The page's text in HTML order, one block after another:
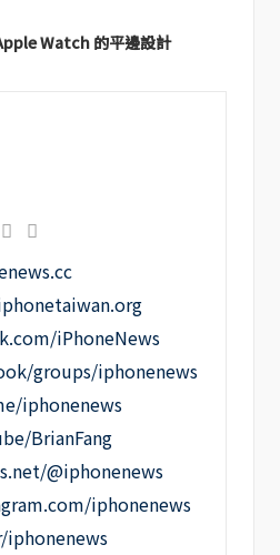
Watch 的平邊設計
iPhoneNews
groups/iphonenews
iphonenews
BrianFang
@iphonenews
iphonenews